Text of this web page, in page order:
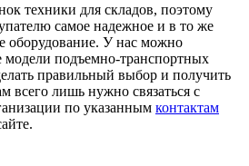
техники для складов, поэтому
самое надежное и в то же
оборудование. У нас можно
модели подъемно-транспортных
правильный выбор и получить
всего лишь нужно связаться с
по указанным контактам